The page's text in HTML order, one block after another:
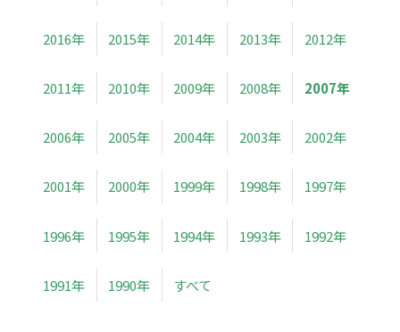
2016年 2015年 2014年 2013年 2012年
2011年 2010年 2009年 2008年 2007年
2006年 2005年 2004年 2003年 2002年
2001年 2000年 1999年 1998年 1997年
1996年 1995年 1994年 1993年 1992年
1991年 1990年 すべて